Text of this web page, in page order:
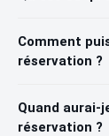
Comment
réservation ?
Quand aurai-
réservation ?